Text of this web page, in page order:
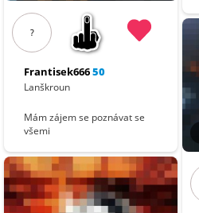
?
Frantisek66650
Lanškroun
Mám zájem se poznávat se
všemi